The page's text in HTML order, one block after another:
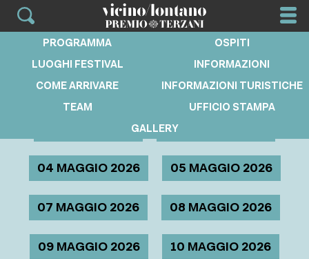
Skip
contentPROGRAMMA
OSPITI
LUOGHI FESTIVAL
INFORMAZIONI
COME ARRIVARE
INFORMAZIONI TURISTICHE
TEAM
UFFICIO STAMPA
GALLERY
Programma
30 APRILE 2026 03 MAGGIO 2026
04 MAGGIO 2026 05 MAGGIO 2026
07 MAGGIO 2026 08 MAGGIO 2026
09 MAGGIO 2026 10 MAGGIO 2026